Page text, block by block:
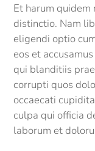
Et harum
distinctio. Nam
eligendi optio
eos et
qui blanditiis
corrupti quos
occaecati
culpa qui officia
laborum et